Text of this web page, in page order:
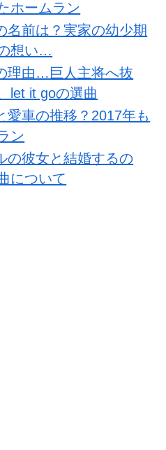
ホームラン
名前は？実家の幼少期
想い…
理由…巨人主将へ抜
let it goの選曲
愛車の推移？2017年も
ン
の彼女と結婚するの
について